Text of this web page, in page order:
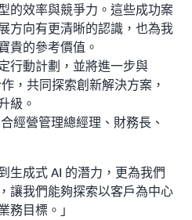
的效率與競爭力。這些成功案
方向有更清晰的認識，也為我
貴的參考價值。
行動計劃，並將進一步與
，共同探索創新解決方案，
級。
營管理總經理、財務長、
生成式 AI 的潛力，更為我們
讓我們能夠探索以客戶為中心
務目標。」